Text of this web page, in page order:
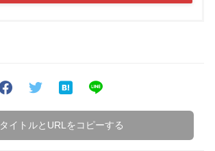
タイトルとURLをコピーする